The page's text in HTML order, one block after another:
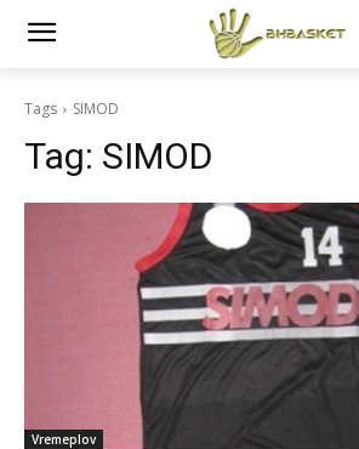
Tags SIMOD
Tag: SIMOD
Vremeplov